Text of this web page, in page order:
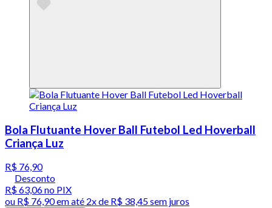
Bola Flutuante Hover Ball Futebol Led Hoverball
Criança Luz
R$ 76,90
Desconto
R$ 63,06no PIX
ou R$ 76,90em até 2x de R$ 38,45 sem juros